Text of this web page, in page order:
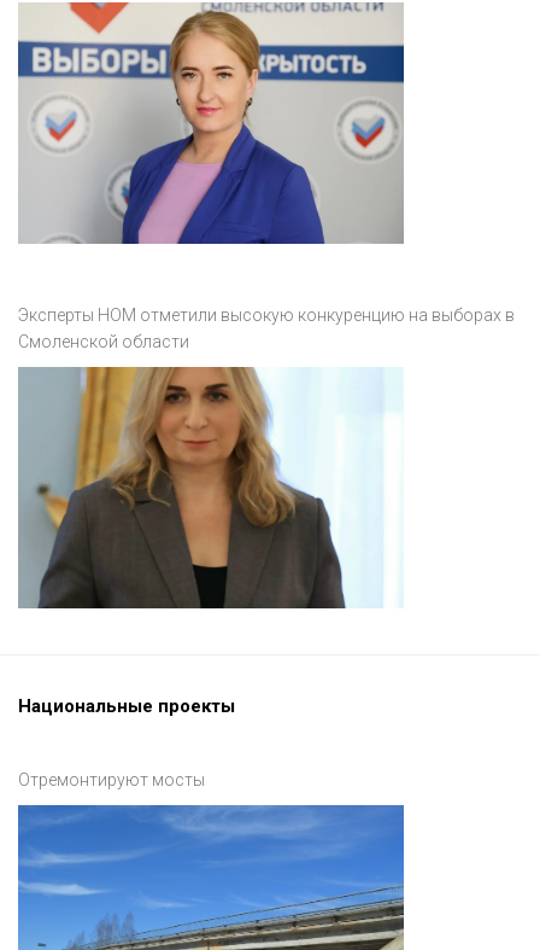
Эксперты НОМ отметили высокую конкуренцию на выборах в
Смоленской области
Национальные проекты
Отремонтируют мосты